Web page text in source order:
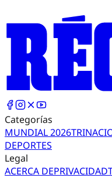
Categorías
MUNDIAL 2026TRI
DEPORTES
Legal
ACERCA DEPRIVACIDAD